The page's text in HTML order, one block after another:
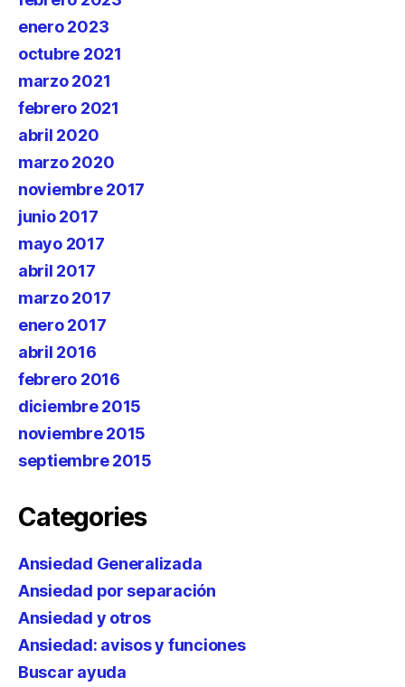
enero 2023
octubre 2021
marzo 2021
febrero 2021
abril 2020
marzo 2020
noviembre 2017
junio 2017
mayo 2017
abril 2017
marzo 2017
enero 2017
abril 2016
febrero 2016
diciembre 2015
noviembre 2015
septiembre 2015
Categories
Ansiedad Generalizada
Ansiedad por separación
Ansiedad y otros
Ansiedad: avisos y funciones
Buscar ayuda